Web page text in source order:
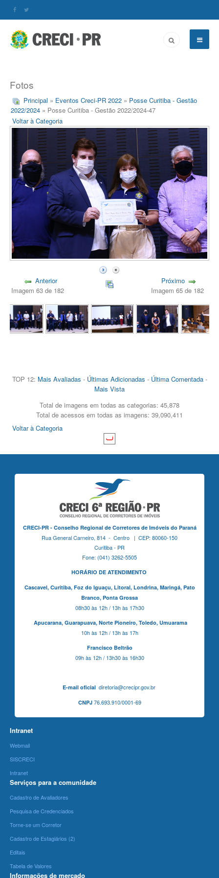
Fotos
Principal » Eventos Creci-PR 2022 » Posse Curitiba - Gestão
2022/2024 » Posse Curitiba - Gestão 2022/2024-47
Voltar à Categoria
Anterior
Imagem 63 de 182
Próximo
Imagem 65 de 182
TOP 12: Mais Avaliadas - Últimas Adicionadas - Última Comentada-
Mais Vista
Total de imagens em todas as categorias: 45,878
Total de acessos em todas as imagens: 39,090,411
Voltar à Categoria
CRECI-PR - Conselho Regional de Corretores de Imóveis do Paraná
Rua General Carneiro, 814 - Centro | CEP: 80060-150
Curitiba - PR
Fone: (041) 3262-5505
HORÁRIO DE ATENDIMENTO
Cascavel, Curitiba,Foz do Iguaçu, Litoral, Londrina, Maringá, Pato
Branco, Ponta Grossa
08h30 às 12h / 13h às 17h30
Apucarana, Guarapuava, Norte Pioneiro, Toledo, Umuarama
10h às 12h / 13h às 17h
Francisco Beltrão
09h às 12h / 13h30 às 16h30
E-mail oficialdiretoria@crecipr.gov.br
CNPJ76.693.910/0001-69
Intranet
Webmail
SISCRECI
Intranet
Serviços para a comunidade
Cadastro de Avaliadores
Pesquisa de Credenciados
Torne-se um Corretor
Cadastro de Estagiários (2)
Editais
Tabela de Valores
Informações de mercado